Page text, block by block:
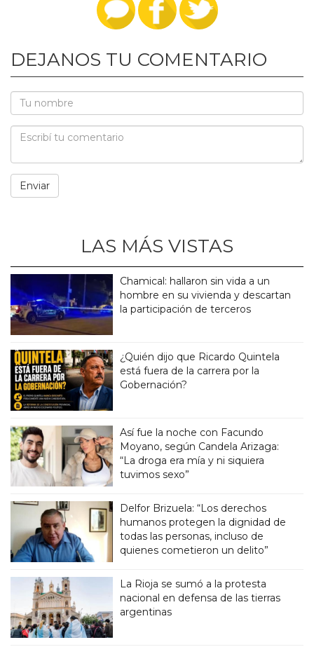
DEJANOS TU COMENTARIO
LAS MÁS VISTAS
Chamical: hallaron sin vida a un
hombre en su vivienda y descartan
la participación de terceros
¿Quién dijo que Ricardo Quintela
está fuera de la carrera por la
Gobernación?
Así fue la noche con Facundo
Moyano, según Candela Arizaga:
“La droga era mía y ni siquiera
tuvimos sexo”
Delfor Brizuela: “Los derechos
humanos protegen la dignidad de
todas las personas, incluso de
quienes cometieron un delito”
La Rioja se sumó a la protesta
nacional en defensa de las tierras
argentinas